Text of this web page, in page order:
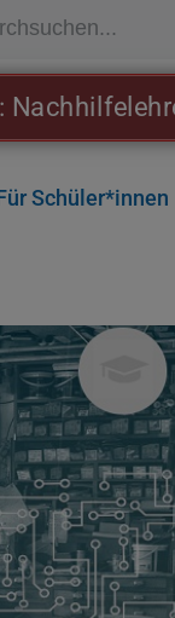
Schüler*innen